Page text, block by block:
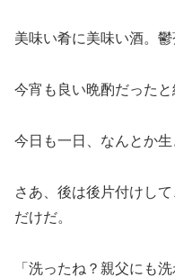
美味い肴に美味い酒。
今宵も良い晩酌だったと
今日も一日、なんとか生
さあ、後は後片付けし
だけだ。
「洗ったね？親父にも